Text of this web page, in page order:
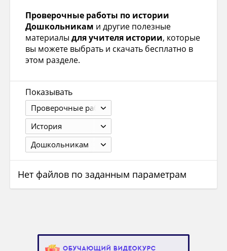
Проверочные работы по истории
Дошкольникам и другие полезные
материалы для учителя истории, которые
вы можете выбрать и скачать бесплатно в
этом разделе.
Показывать
Проверочные работы
История
Дошкольникам
Нет файлов по заданным параметрам